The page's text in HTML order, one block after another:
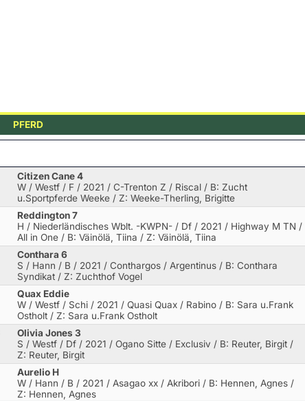
PFERD
Citizen Cane 4
W / Westf / F / 2021 / C-Trenton Z / Riscal/ B: Zucht
u.Sportpferde Weeke / Z: Weeke-Therling, Brigitte
Reddington 7
H / Niederländisches Wblt. -KWPN- / Df / 2021 / Highway M TN /
All in One/ B: Väinölä, Tiina / Z: Väinölä, Tiina
Conthara 6
S / Hann / B / 2021 / Conthargos / Argentinus/ B: Conthara
Syndikat / Z: Zuchthof Vogel
Quax Eddie
W / Westf / Schi / 2021 / Quasi Quax / Rabino/ B: Sara u.Frank
Ostholt / Z: Sara u.Frank Ostholt
Olivia Jones 3
S / Westf / Df / 2021 / Ogano Sitte / Exclusiv / B: Reuter, Birgit /
Z: Reuter, Birgit
Aurelio H
W / Hann / B / 2021 / Asagao xx / Akribori/ B: Hennen, Agnes /
Z: Hennen, Agnes